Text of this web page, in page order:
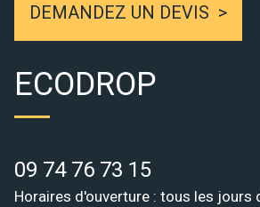
DEMANDEZ UN DEVIS
ECODROP
09 74 76 73 15
Horaires d'ouverture : tous les jours